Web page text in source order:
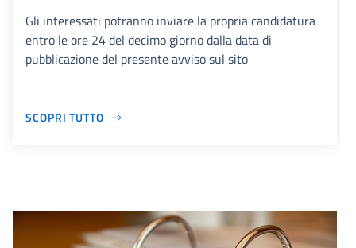
Gli interessati potranno inviare la propria candidatura
entro le ore 24 del decimo giorno dalla data di
pubblicazione del presente avviso sul sito
SCOPRI TUTTO